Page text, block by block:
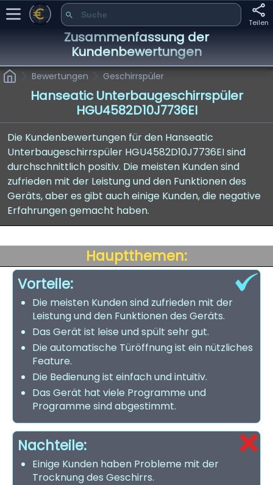
Teilen
Zusammenfassung der
Kundenbewertungen
Bewertungen Geschirrspüler
Hanseatic Unterbaugeschirrspüler
HGU4582D10J7736EI
Die Kundenbewertungen für den Hanseatic
Unterbaugeschirrspüler HGU4582D10J7736EI sind
durchschnittlich positiv. Die meisten Kunden sind
zufrieden mit der Leistung und den Funktionen des
Geräts, aber es gibt auch einige Kunden, die negative
Erfahrungen gemacht haben.
Hauptthemen:
Vorteile:
Die meisten Kunden sind zufrieden mit der
Leistung und den Funktionen des Geräts.
Das Gerät ist leise und spült sehr gut.
Die automatische Türöffnung ist ein nützliches
Feature.
Die Bedienung ist einfach und intuitiv.
Das Gerät hat viele Programme und
Programme sind abgestimmt.
Nachteile:
Einige Kunden haben Probleme mit der
Trocknung des Geschirrs.